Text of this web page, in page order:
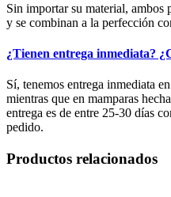
Sin importar su material, ambos
y se combinan a la perfección
¿Tienen entrega inmediata?
Sí, tenemos entrega inmediata
mientras que en mamparas
entrega es de entre 25-30 días
pedido.
Productos relacionados